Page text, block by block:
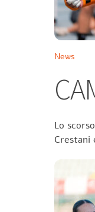
News
Lo